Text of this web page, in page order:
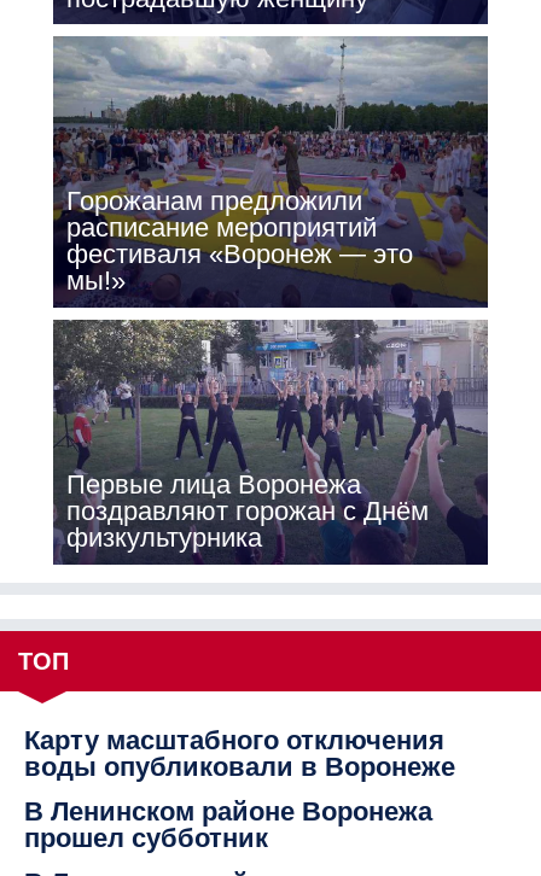
Горожанам предложили
расписание мероприятий
фестиваля «Воронеж — это
мы!»
Первые лица Воронежа
поздравляют горожан с Днём
физкультурника
ТОП
Карту масштабного отключения
воды опубликовали в Воронеже
В Ленинском районе Воронежа
прошел субботник